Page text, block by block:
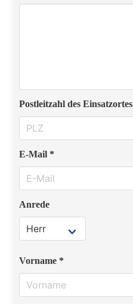
Postleitzahl des
E-Mail *
Anrede
Vorname *